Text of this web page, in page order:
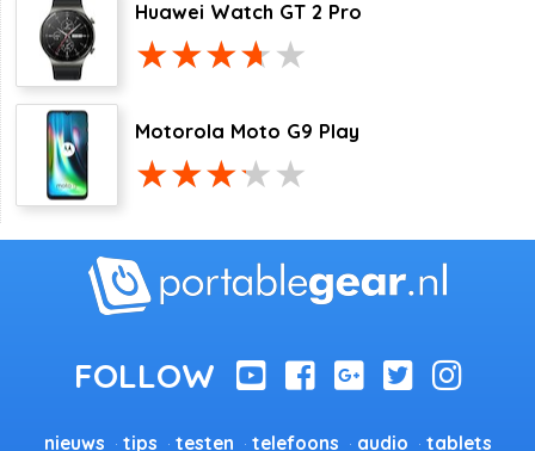
Huawei Watch GT 2 Pro
Motorola Moto G9 Play
nieuws tips testen telefoons audio tablets